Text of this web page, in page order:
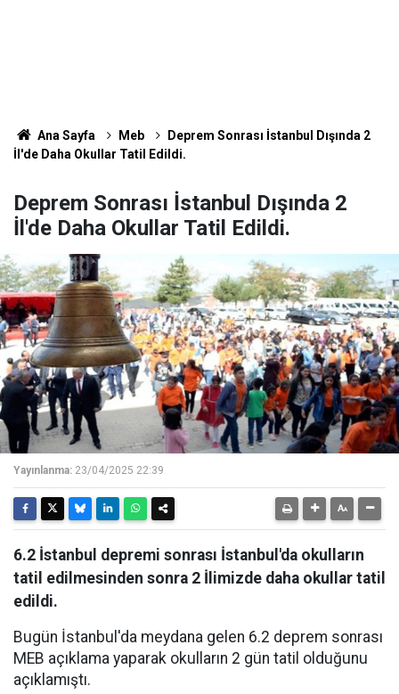
Ana Sayfa Meb
Deprem Sonrası İstanbul Dışında 2
İl'de Daha Okullar Tatil Edildi.
Deprem Sonrası İstanbul Dışında 2
İl'de Daha Okullar Tatil Edildi.
Yayınlanma: 23/04/2025 22:39
6.2 İstanbul depremi sonrası İstanbul'da okulların
tatil edilmesinden sonra 2 İlimizde daha okullar tatil
edildi.
Bugün İstanbul'da meydana gelen 6.2 deprem sonrası
MEB açıklama yaparak okulların 2 gün tatil olduğunu
açıklamıştı.